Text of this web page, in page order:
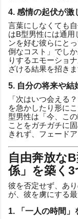
4. 感情の起伏が激
言葉にしなくても
はB型男性には通用
ンを好む彼らにと
倒なコスト」でし
りするエモーショ
ざける結果を招きま
5. 自分の将来や結
「次はいつ会える
を急かしたり形に
型男性は「今、こ
ことをガチガチに
きれず、フェード
自由奔放な
係」を築く
彼を否定せず、あ
が、彼を虜にする
1. 「一人の時間」